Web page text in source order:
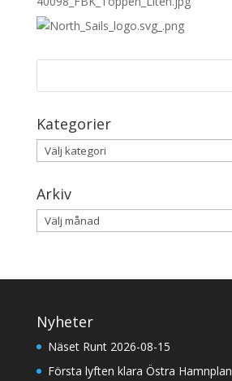
Kategorier
Kategorier
Arkiv
Arkiv
Nyheter
Näset Runt 2026-08-15
Första lyften klara Östra Hamnplan